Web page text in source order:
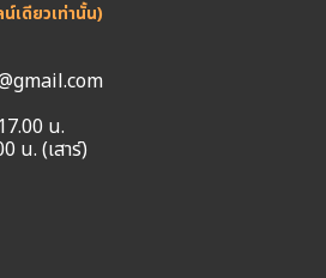
เดียวเท่านั้น)
น.
น. (เสาร์)